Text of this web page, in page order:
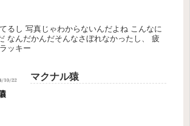
るし 写真じゃわからないんだよね こんなに
なんだかんだそんなさぼれなかったし、 疲
ッキー
マクナル猿